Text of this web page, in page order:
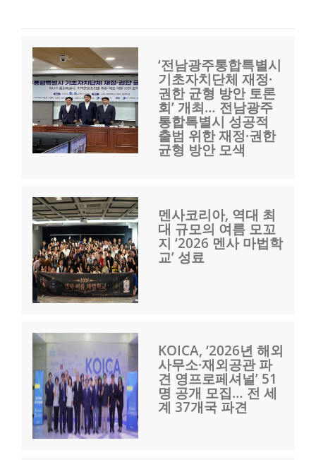
‘전남광주통합특별시
기초자치단체 재정·
권한 균형 방안 토론
회’ 개최… 전남광주
통합특별시 성공적
출범 위한 재정·권한
균형 방안 모색
멘사코리아, 역대 최
대 규모의 여름 모꼬
지 ‘2026 멘사 마법학
교’ 성료
KOICA, ‘2026년 해외
사무소·재외공관 파
견 영프로페셔널’ 51
명 공개 모집… 전 세
계 37개국 파견